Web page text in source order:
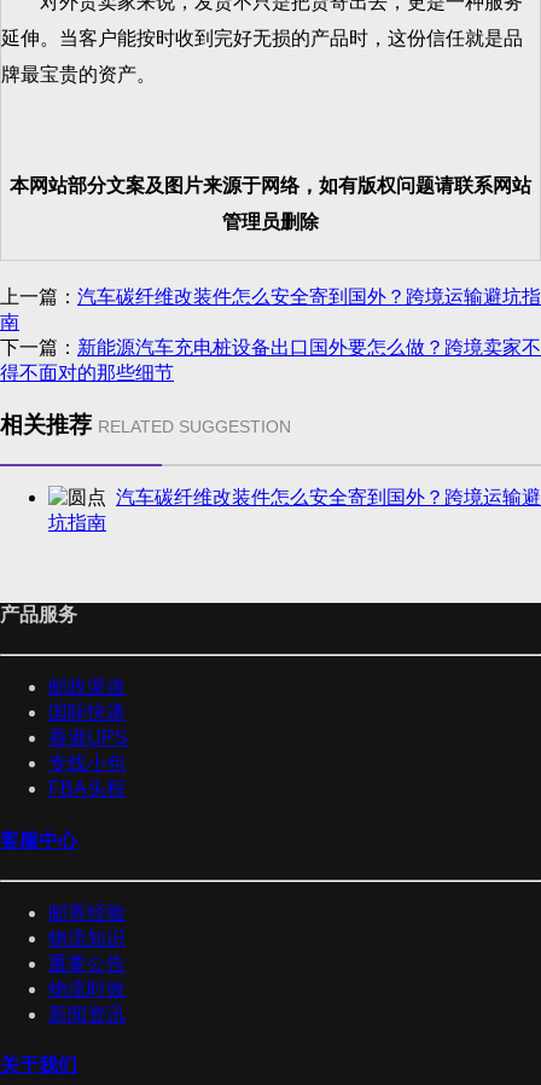
延伸。当客户能按时收到完好无损的产品时，这份信任就是品
牌最宝贵的资产。
本网站部分文案及图片来源于网络，如有版权问题请联系网站
管理员删除
上一篇： 汽车碳纤维改装件怎么安全寄到国外？跨境运输避坑指
南
下一篇： 新能源汽车充电桩设备出口国外要怎么做？跨境卖家不
得不面对的那些细节
相关推荐 RELATED SUGGESTION
汽车碳纤维改装件怎么安全寄到国外？跨境运输避
坑指南
产品服务
邮政渠道
国际快递
香港UPS
专线小包
FBA头程
客服中心
邮寄经验
物流知识
重要公告
物流时效
新闻资讯
关于我们